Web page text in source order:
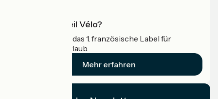
Was ist Accueil Vélo?
Accueil Vélo ist das 1. französische Label für
Radfahrer im Urlaub.
Mehr erfahren